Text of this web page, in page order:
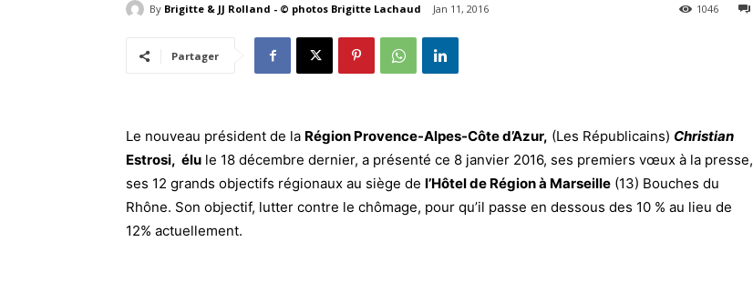
By Brigitte & JJ Rolland - © photos Brigitte Lachaud Jan 11, 2016 1046
Partager
Le nouveau président de la Région Provence-Alpes-Côte d’Azur, (Les Républicains) Christian
Estrosi, élu le 18 décembre dernier, a présenté ce 8 janvier 2016, ses premiers vœux à la presse,
ses 12 grands objectifs régionaux au siège de l’Hôtel de Région à Marseille (13) Bouches du
Rhône. Son objectif, lutter contre le chômage, pour qu’il passe en dessous des 10 % au lieu de
12% actuellement.